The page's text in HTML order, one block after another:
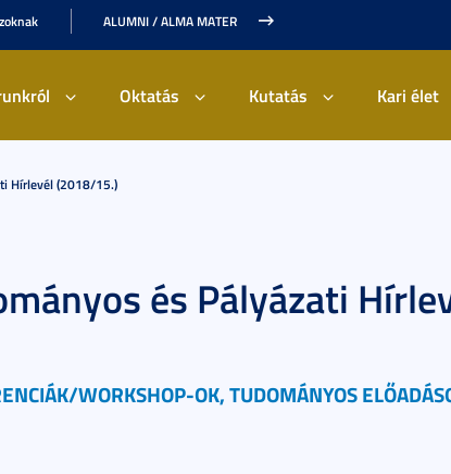
ALUMNI / ALMA MATER
Oktatás Kutatás Kari élet
Hírlevél (2018/15.)
és Pályázati
WORKSHOP-OK, TUDOMÁNYOS